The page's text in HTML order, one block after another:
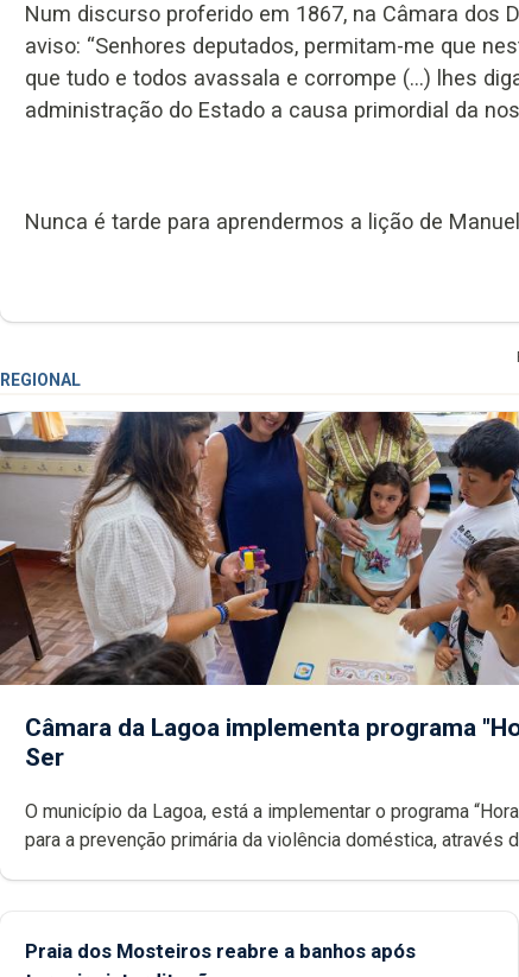
Num discurso proferido em 1867, na Câmara dos
aviso: “Senhores deputados, permitam-me que
que tudo e todos avassala e corrompe (…) lhes
administração do Estado a causa primordial da
Nunca é tarde para aprendermos a lição de
REGIONAL
Câmara da Lagoa implementa programa
Ser
O município da Lagoa, está a implementar o programa
para a prevenção primária da violência doméstica, através
Praia dos Mosteiros reabre a banhos após